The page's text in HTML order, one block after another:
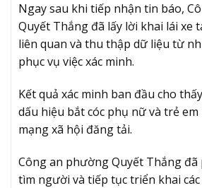
Ngay sau khi tiếp nhận tin báo,
Quyết Thắng đã lấy lời khai lái xe
liên quan và thu thập dữ liệu từ
phục vụ việc xác minh.
Kết quả xác minh ban đầu cho
dấu hiệu bắt cóc phụ nữ và trẻ
mạng xã hội đăng tải.
Công an phường Quyết Thắng
tìm người và tiếp tục triển khai